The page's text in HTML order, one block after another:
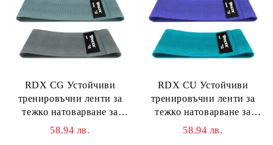
RDX CG Устойчиви
тренировъчни ленти за
тежко натоварване за
фитнес
58.94 лв.
RDX CU Устойчиви
тренировъчни ленти за
тежко натоварване за
фитнес
58.94 лв.